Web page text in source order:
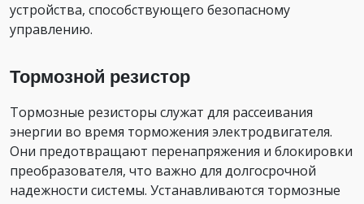
устройства, способствующего безопасному
управлению.
Тормозной резистор
Тормозные резисторы служат для рассеивания
энергии во время торможения электродвигателя.
Они предотвращают перенапряжения и блокировки
преобразователя, что важно для долгосрочной
надежности системы. Устанавливаются тормозные